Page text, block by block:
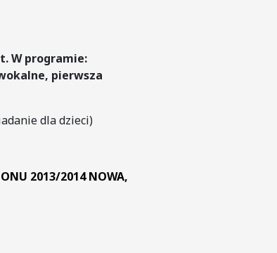
W programie:
pierwsza
dla dzieci)
2013/2014 NOWA,